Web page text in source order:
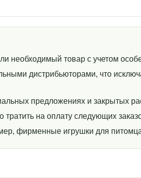
необходимый товар с учетом
дистрибьюторами, что
предложениях и закрытых
на оплату следующих
фирменные игрушки для